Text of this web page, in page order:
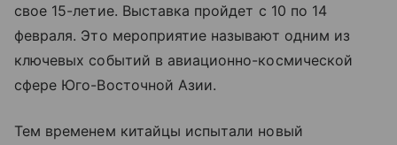
свое 15-летие. Выставка пройдет с 10 по 14
февраля. Это мероприятие называют одним из
ключевых событий в авиационно-космической
сфере Юго-Восточной Азии.
Тем временем китайцы испытали новый